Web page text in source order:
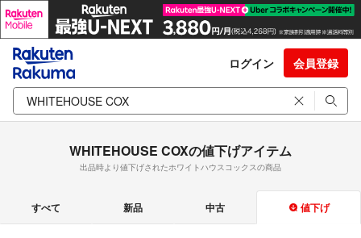
ログイン 会員登録
WHITEHOUSE COXの値下げアイテム
出品時より値下げされたホワイトハウスコックスの商品
すべて 新品 中古 値下げ